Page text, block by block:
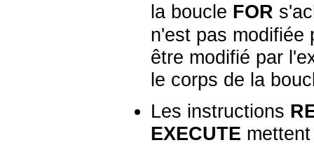
la boucle FOR
n'est pas
être modifié par
le corps de la
Les instructions
EXECUTE